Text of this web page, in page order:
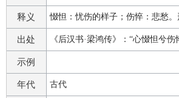
释义 惙怛：忧伤的样子；伤悴：悲愁。
出处 《后汉书·梁鸿传》：“心惙怛兮
示例
年代 古代